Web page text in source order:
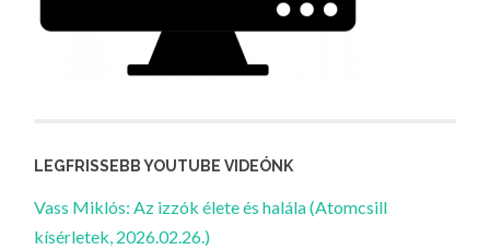
LEGFRISSEBB YOUTUBE VIDEÓNK
Vass Miklós: Az izzók élete és halála (Atomcsill
kísérletek, 2026.02.26.)